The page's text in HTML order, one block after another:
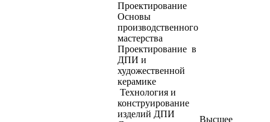
Проектирование
Основы
производственного
мастерства
Проектирование в
ДПИ и
художественной
керамике
Технология и
конструирование
изделий ДПИ
Высшее